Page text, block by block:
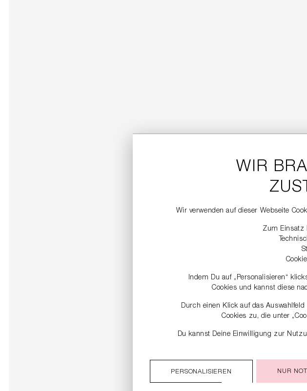
WIR
Wir verwenden auf dieser Webseite
Zum Einsatz
Indem Du auf „Personalisieren“
Cookies und kannst diese
Durch einen Klick auf das
Cookies zu, die unter
Du kannst Deine Einwilligung zur
PERSONALISIEREN NUR